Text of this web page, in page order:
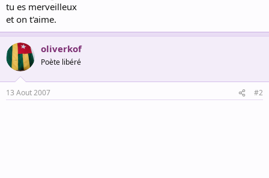
tu es merveilleux
et on t'aime.
oliverkof
Poète libéré
13 Aout 2007 #2